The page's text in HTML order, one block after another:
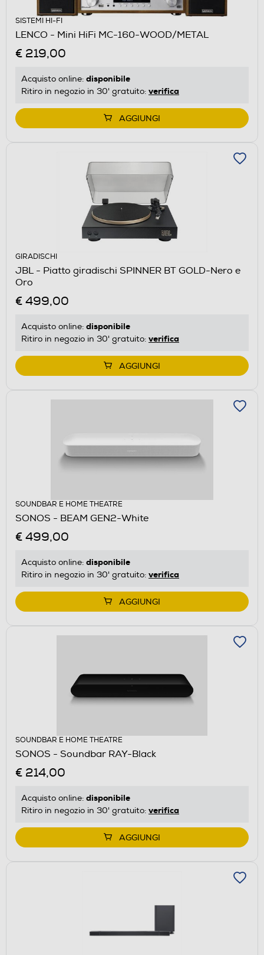
SISTEMI HI-FI
LENCO - Mini HiFi MC-160-WOOD/METAL
€ 219,00
Acquisto online: disponibile
Ritiro in negozio in 30' gratuito: verifica
AGGIUNGI
GIRADISCHI
JBL - Piatto giradischi SPINNER BT GOLD-Nero e
Oro
€ 499,00
Acquisto online: disponibile
Ritiro in negozio in 30' gratuito: verifica
AGGIUNGI
SOUNDBAR E HOME THEATRE
SONOS - BEAM GEN2-White
€ 499,00
Acquisto online: disponibile
Ritiro in negozio in 30' gratuito: verifica
AGGIUNGI
SOUNDBAR E HOME THEATRE
SONOS - Soundbar RAY-Black
€ 214,00
Acquisto online: disponibile
Ritiro in negozio in 30' gratuito: verifica
AGGIUNGI